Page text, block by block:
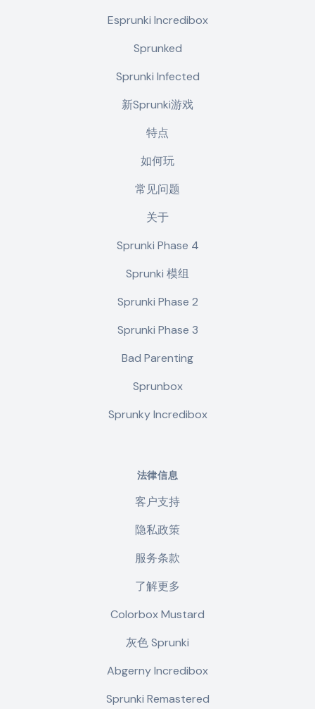
Esprunki Incredibox
Sprunked
Sprunki Infected
新Sprunki游戏
特点
如何玩
常见问题
关于
Sprunki Phase 4
Sprunki 模组
Sprunki Phase 2
Sprunki Phase 3
Bad Parenting
Sprunbox
Sprunky Incredibox
法律信息
客户支持
隐私政策
服务条款
了解更多
Colorbox Mustard
灰色 Sprunki
Abgerny Incredibox
Sprunki Remastered